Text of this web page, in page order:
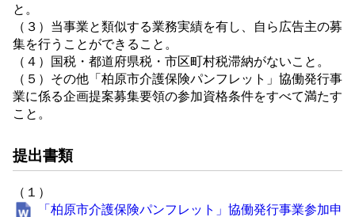
と。
（３）当事業と類似する業務実績を有し、自ら広告主の募
集を行うことができること。
（４）国税・都道府県税・市区町村税滞納がないこと。
（５）その他「柏原市介護保険パンフレット」協働発行事
業に係る企画提案募集要領の参加資格条件をすべて満たす
こと。
提出書類
（１）
「柏原市介護保険パンフレット」協働発行事業参加申